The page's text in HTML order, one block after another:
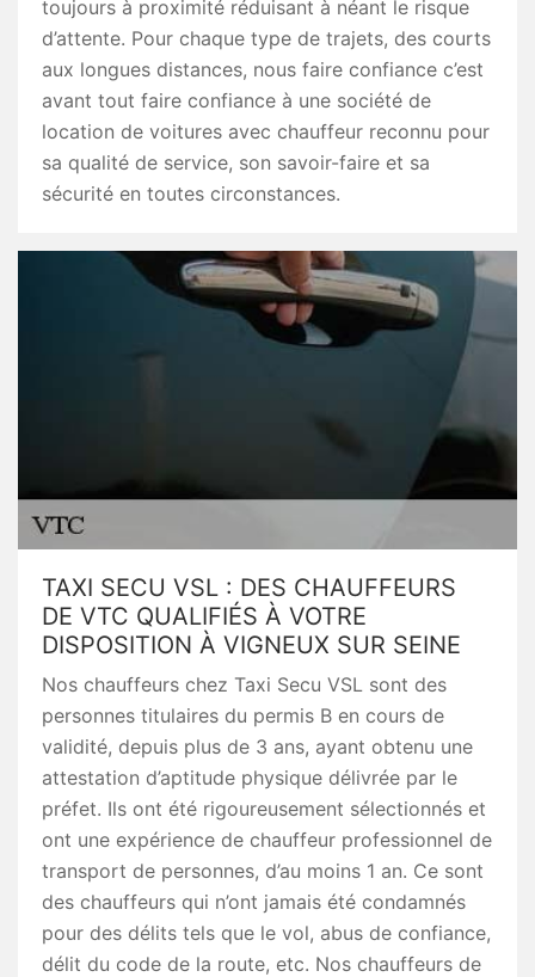
toujours à proximité réduisant à néant le risque
d’attente. Pour chaque type de trajets, des courts
aux longues distances, nous faire confiance c’est
avant tout faire confiance à une société de
location de voitures avec chauffeur reconnu pour
sa qualité de service, son savoir-faire et sa
sécurité en toutes circonstances.
TAXI SECU VSL : DES CHAUFFEURS
DE VTC QUALIFIÉS À VOTRE
DISPOSITION À VIGNEUX SUR SEINE
Nos chauffeurs chez Taxi Secu VSL sont des
personnes titulaires du permis B en cours de
validité, depuis plus de 3 ans, ayant obtenu une
attestation d’aptitude physique délivrée par le
préfet. Ils ont été rigoureusement sélectionnés et
ont une expérience de chauffeur professionnel de
transport de personnes, d’au moins 1 an. Ce sont
des chauffeurs qui n’ont jamais été condamnés
pour des délits tels que le vol, abus de confiance,
délit du code de la route, etc. Nos chauffeurs de